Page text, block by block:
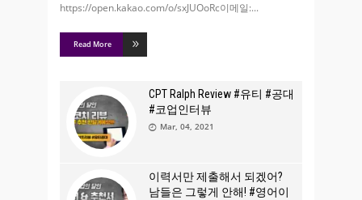
https://open.kakao.com/o/sxJUOoRc​ 이메일:
Read More
CPT Ralph Review #유티​ #공대​
#코업인터뷰
Mar, 04, 2021
이력서만 제출해서 되겠어?
남들은 그렇게 안해! #영어이